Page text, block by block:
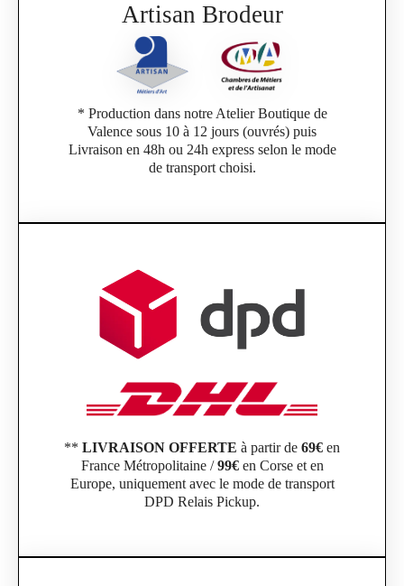
Artisan Brodeur
* Production dans notre Atelier Boutique de
Valence sous 10 à 12 jours (ouvrés) puis
Livraison en 48h ou 24h express selon le mode
de transport choisi.
** LIVRAISON OFFERTE à partir de 69€ en
France Métropolitaine /99€en Corse et en
Europe, uniquement avec le mode de transport
DPD Relais Pickup.